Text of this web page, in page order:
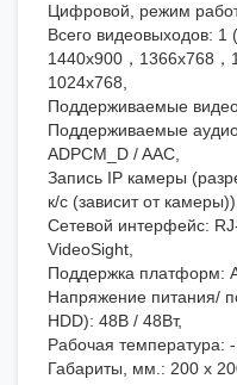
Цифровой, режим
Всего видеовыходов:
1440x900，1366x768，
1024x768,
Поддерживаемые
Поддерживаемые
ADPCM_D / AAC,
Запись IP камеры
к/с (зависит от
Сетевой интерфейс:
VideoSight,
Поддержка платформ:
Напряжение питания/
HDD): 48В / 48Вт,
Рабочая температура:
Габариты, мм.: 200 х